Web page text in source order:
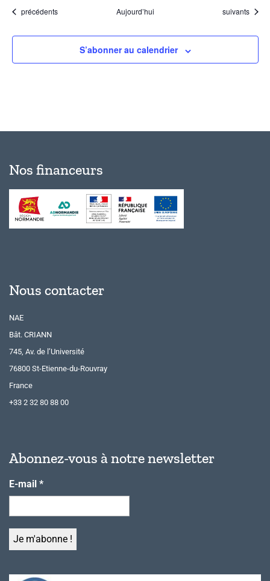
Évènements
précédents Aujourd’hui Évènements
suivants
S’abonner au calendrier
Nos financeurs
Nous contacter
NAE
Bât. CRIANN
745, Av. de l’Université
76800 St-Etienne-du-Rouvray
France
+33 2 32 80 88 00
Abonnez-vous à notre newsletter
E-mail *